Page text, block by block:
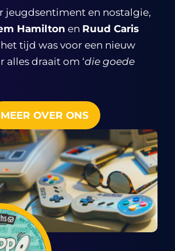
jeugdsentiment en nostalgie,
Hamilton en Ruud Caris
tijd was voor een nieuw
alles draait om ‘die goede
MEER OVER ONS